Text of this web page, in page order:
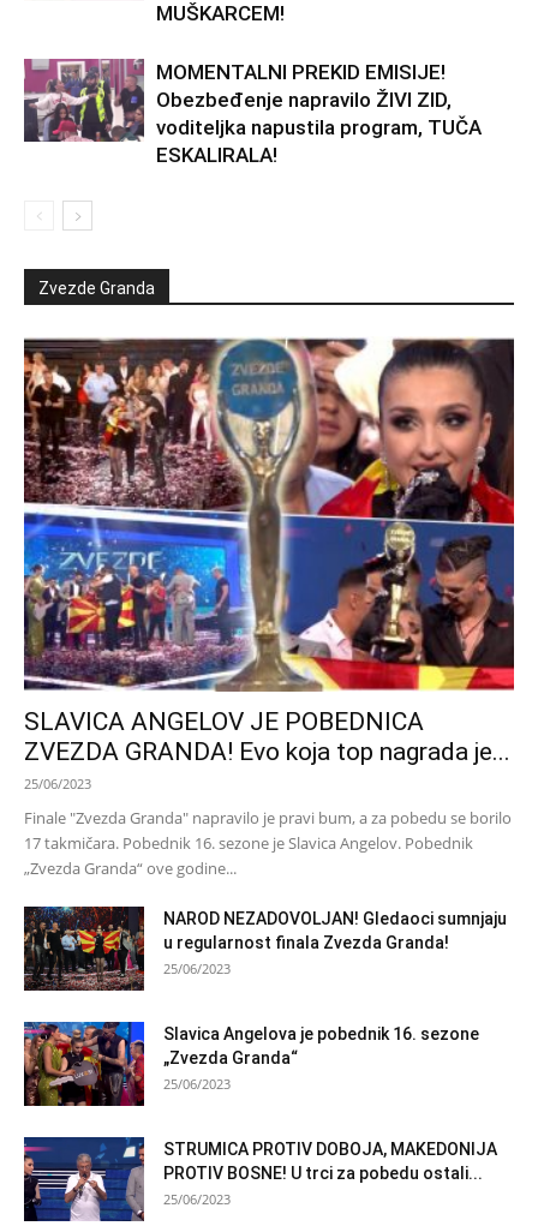
MUŠKARCEM!
MOMENTALNI PREKID EMISIJE!
Obezbeđenje napravilo ŽIVI ZID,
voditeljka napustila program, TUČA
ESKALIRALA!
Zvezde Granda
SLAVICA ANGELOV JE POBEDNICA
ZVEZDA GRANDA! Evo koja top nagrada je...
25/06/2023
Finale "Zvezda Granda" napravilo je pravi bum, a za pobedu se borilo
17 takmičara. Pobednik 16. sezone je Slavica Angelov. Pobednik
„Zvezda Granda“ ove godine...
NAROD NEZADOVOLJAN! Gledaoci sumnjaju
u regularnost finala Zvezda Granda!
25/06/2023
Slavica Angelova je pobednik 16. sezone
„Zvezda Granda“
25/06/2023
STRUMICA PROTIV DOBOJA, MAKEDONIJA
PROTIV BOSNE! U trci za pobedu ostali...
25/06/2023